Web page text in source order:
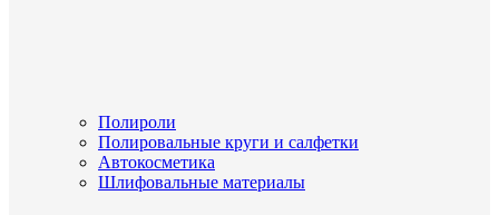
Полироли
Полировальные круги и салфетки
Автокосметика
Шлифовальные материалы